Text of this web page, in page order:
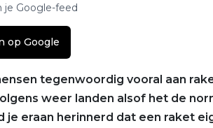
je Google-feed
op Google
tegenwoordig vooral aan
weer landen alsof het de
je eraan herinnerd dat een raket